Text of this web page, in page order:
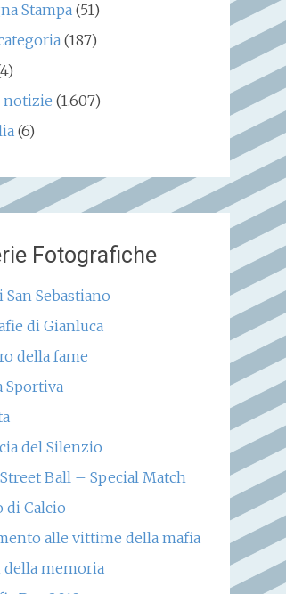
Stampa(51)
(187)
notizie (1.607)
(6)
Fotografiche
San Sebastiano
di Gianluca
della fame
Sportiva
del Silenzio
Ball – Special Match
di Calcio
alle vittime della mafia
della memoria